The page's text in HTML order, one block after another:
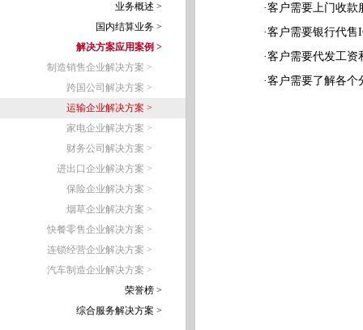
业务概述 >
国内结算业务 >
解决方案应用案例 >
制造销售企业解决方案 >
跨国公司解决方案 >
运输企业解决方案 >
家电企业解决方案 >
财务公司解决方案 >
进出口企业解决方案 >
保险企业解决方案 >
烟草企业解决方案 >
快餐零售企业解决方案 >
连锁经营企业解决方案 >
汽车制造企业解决方案 >
荣誉榜 >
综合服务解决方案 >
·客户需要上门收款
·客户需要银行代售
·客户需要代发工资
·客户需要了解各个